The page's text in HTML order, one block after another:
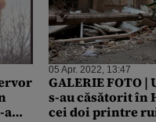
a
05 Apr. 2022, 13:47
GALERIE FOTO
s-au căsătorit în
cei doi printre